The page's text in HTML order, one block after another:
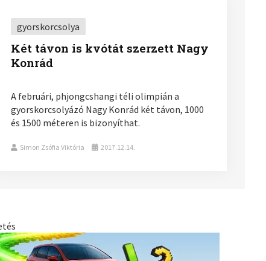
gyorskorcsolya
Két távon is kvótát szerzett Nagy
Konrád
A februári, phjongcshangi téli olimpián a
gyorskorcsolyázó Nagy Konrád két távon, 1000
és 1500 méteren is bizonyíthat.
Simon Zsófia Viktória 2017.12.14.